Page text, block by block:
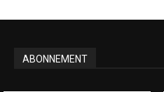
ABONNEMENT